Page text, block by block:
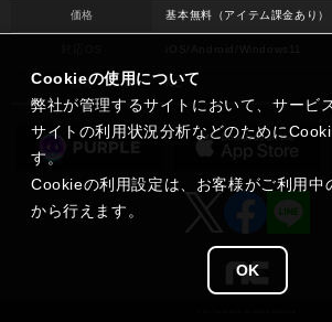
価格 基本無料（アイテム課金あり）
開発 NC
Cookieの使用について
弊社が管理するサイトにおいて、サービ
サイトの利用状況分析などのために
す。
Cookieの利用設定は、お客様がご利用中
から行えます。
OK